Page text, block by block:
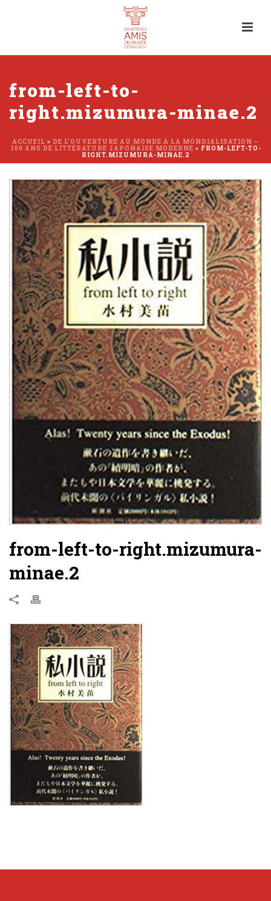
from-left-to-
right.mizumura-minae.2
ACCUEIL » DE L’OUVERTURE AU MONDE À LA MONDIALISATION –
150 ANS DE LITTÉRATURE JAPONAISE MODERNE » FROM-LEFT-TO-
RIGHT.MIZUMURA-MINAE.2
from-left-to-right.mizumura-
minae.2